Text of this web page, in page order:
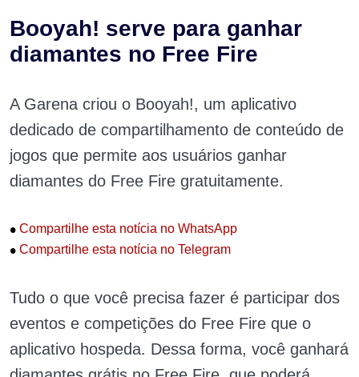
Booyah! serve para ganhar
diamantes no Free Fire
A Garena criou o Booyah!, um aplicativo
dedicado de compartilhamento de conteúdo de
jogos que permite aos usuários ganhar
diamantes do Free Fire gratuitamente.
• Compartilhe esta notícia no WhatsApp
• Compartilhe esta notícia no Telegram
Tudo o que você precisa fazer é participar dos
eventos e competições do Free Fire que o
aplicativo hospeda. Dessa forma, você ganhará